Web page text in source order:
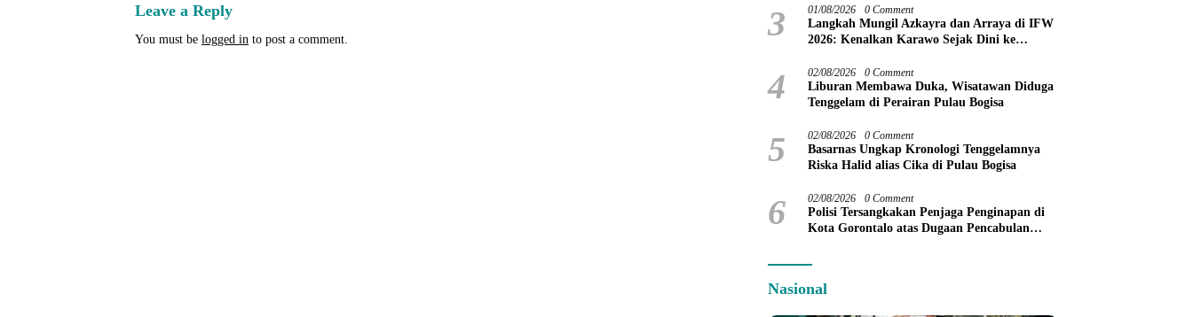
Leave a Reply
You must be logged in to post a comment. 3 01/08/2026 0 Comment
Langkah Mungil Azkayra dan Arraya di IFW
2026: Kenalkan Karawo Sejak Dini ke
4 02/08/2026 0 Comment
Liburan Membawa Duka, Wisatawan Diduga
Tenggelam di Perairan Pulau Bogisa
5 02/08/2026 0 Comment
Basarnas Ungkap Kronologi Tenggelamnya
Riska Halid alias Cika di Pulau Bogisa
6 02/08/2026 0 Comment
Polisi Tersangkakan Penjaga Penginapan di
Kota Gorontalo atas Dugaan Pencabulan
Nasional